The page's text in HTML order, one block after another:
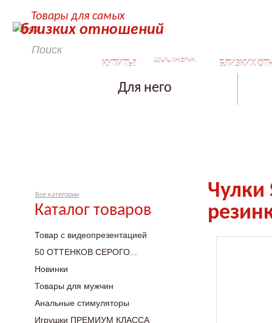
Товары для самых
близких отношений
КУПИТЬ?
ДОСТАВКА
СЕКРЕТЫ
БЛИЗКИХ
Для него
Все категории
Каталог товаров
Товар с видеопрезентацией
50 ОТТЕНКОВ СЕРОГО...
Новинки
Товары для мужчин
Анальные стимуляторы
Игрушки ПРЕМИУМ КЛАССА
Чулки